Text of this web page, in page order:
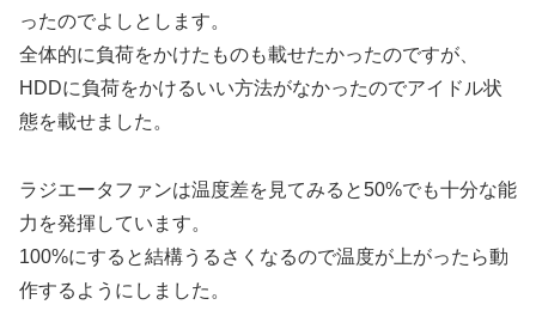
ったのでよしとします。
全体的に負荷をかけたものも載せたかったのですが、
HDDに負荷をかけるいい方法がなかったのでアイドル状
態を載せました。
ラジエータファンは温度差を見てみると50%でも十分な能
力を発揮しています。
100%にすると結構うるさくなるので温度が上がったら動
作するようにしました。